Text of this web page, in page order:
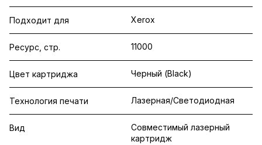
Подходит для Xerox
Ресурс, стр. 11000
Цвет картриджа Черный (Black)
Технология печати Лазерная/Светодиодная
Вид
Совместимый лазерный
картридж